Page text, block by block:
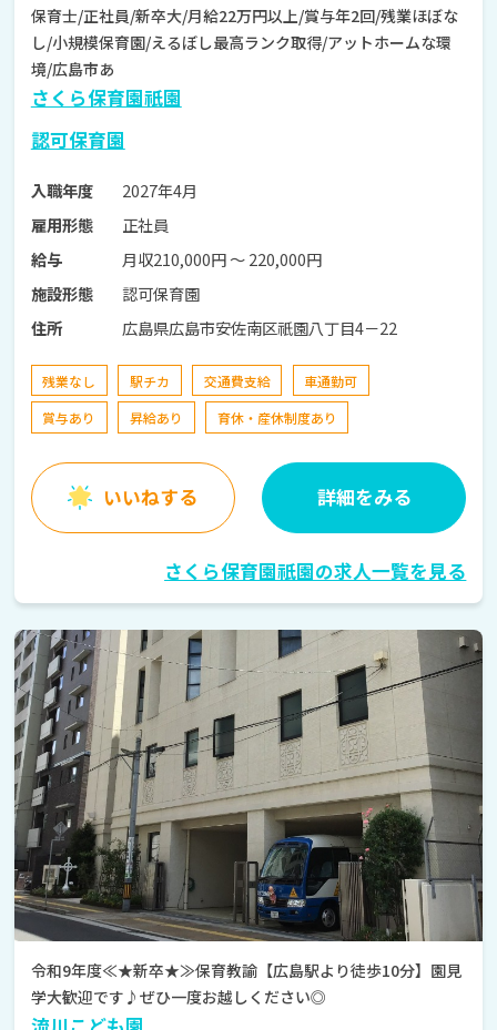
保育士/正社員/新卒大/月給22万円以上/賞与年2回/残業ほぼな
し/小規模保育園/えるぼし最高ランク取得/アットホームな環
境/広島市あ
さくら保育園祇園
認可保育園
入職年度
2027年4月
雇用形態
正社員
給与
月収210,000円 〜 220,000円
施設形態
認可保育園
住所
広島県広島市安佐南区祇園八丁目4－22
残業なし 駅チカ 交通費支給
車通勤可
賞与あり
昇給あり 育休・産休制度あり
いいねする 詳細をみる
さくら保育園祇園の求人一覧を見る
令和9年度≪★新卒★≫保育教諭【広島駅より徒歩10分】園見
学大歓迎です♪ぜひ一度お越しください◎